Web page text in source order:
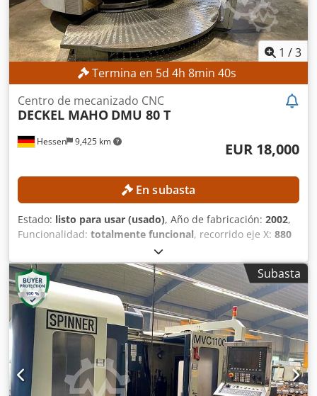
1 /3
Termina en 5d 4h 8min 38s
Hessen 9,425 km
Centro de mecanizado CNC
DECKEL MAHO DMU 80 T
EUR 18,000
En subasta
Estado: listo para usar (usado), Año de fabricación: 2002,
Funcionalidad: totalmente funcional, recorrido eje X: 880
630 mm
mm, modelo de controlador:Heidenhain iTNC 530,
velocidad del cabezal (máx.):12,000 rpm, Sin precio
mínimo: ¡garantizamos la venta al precio más alto!
Csdpozpw Iusfx Agrorf El husillo fue reemplazado el 14 de
noviembre de 2018. DETALLES TÉCNICOS Recorrido del eje
X: 880 mm Recorrido del eje Y: 630 mm Recorrido del eje Z:
630 mm Velocidad de rotación del husillo: 12.000 rpm Eje B
controlado: de -15° a +90° Soporte de herramientas: SK 40
Número de posiciones del cambiador de herramientas: 32
Subasta